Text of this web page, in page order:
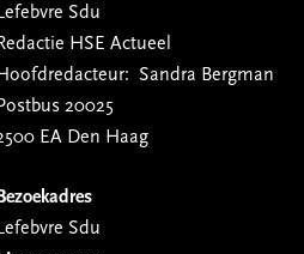
Lefebvre Sdu
Redactie HSE Actueel
Hoofdredacteur: Sandra Bergman
Postbus 20025
EA Den Haag
Bezoekadres
Lefebvre Sdu